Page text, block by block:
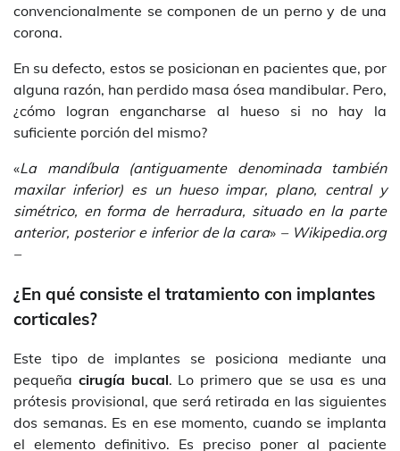
convencionalmente se componen de un perno y de una
corona.
En su defecto, estos se posicionan en pacientes que, por
alguna razón, han perdido masa ósea mandibular. Pero,
¿cómo logran engancharse al hueso si no hay la
suficiente porción del mismo?
«La mandíbula (antiguamente denominada también
maxilar inferior) es un hueso impar, plano, central y
simétrico, en forma de herradura, situado en la parte
anterior, posterior e inferior de la cara» – Wikipedia.org
–
¿En qué consiste el tratamiento con implantes
corticales?
Este tipo de implantes se posiciona mediante una
pequeña cirugía bucal. Lo primero que se usa es una
prótesis provisional, que será retirada en las siguientes
dos semanas. Es en ese momento, cuando se implanta
el elemento definitivo. Es preciso poner al paciente